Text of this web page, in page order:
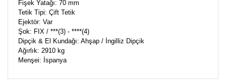
Fişek Yatağı: 70 mm
Tetik Tipi: Çift Tetik
Ejektör: Var
Şok: FIX / ***(3) - ****(4)
Dipçik & El Kundağı: Ahşap / İngilliz Dipçik
Ağırlık: 2910 kg
Menşei: İspanya